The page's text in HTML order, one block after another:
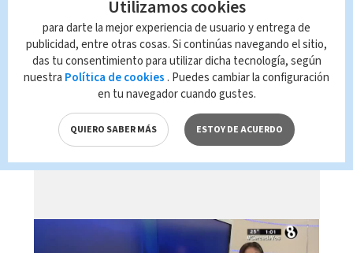
Telediario En Directo con Paula
Brenes, 07 de agosto 2026
Utilizamos cookies
para darte la mejor experiencia de usuario y entrega de
publicidad, entre otras cosas. Si continúas navegando el sitio,
das tu consentimiento para utilizar dicha tecnología, según
nuestra Política de cookies . Puedes cambiar la configuración
en tu navegador cuando gustes.
QUIERO SABER MÁS ESTOY DE ACUERDO